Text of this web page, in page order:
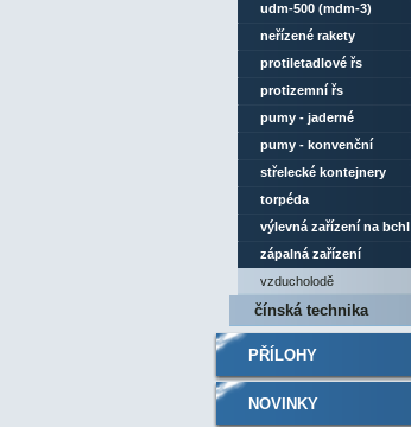
udm-500 (mdm-3)
neřízené rakety
protiletadlové řs
protizemní řs
pumy - jaderné
pumy - konvenční
střelecké kontejnery
torpéda
výlevná zařízení na bchl
zápalná zařízení
vzducholodě
čínská technika
PŘÍLOHY
NOVINKY